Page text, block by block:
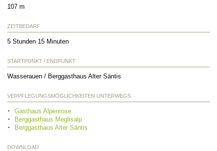
107 m
ZEITBEDARF
5 Stunden 15 Minuten
STARTPUNKT / ENDPUNKT
Wasserauen / Berggasthaus Alter Säntis
VERPFLEGUNGSMÖGLICHKEITEN UNTERWEGS
Gasthaus Alpenrose
Berggasthaus Meglisalp
Berggasthaus Alter Säntis
DOWNLOAD